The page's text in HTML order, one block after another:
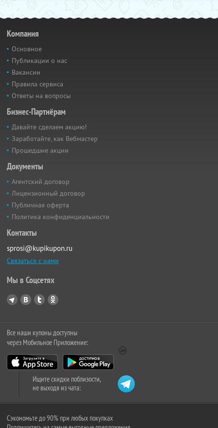
Компания
Основное
Публикации о нас
Вакансии
Правила сервиса
Ответы на вопросы
Бизнес-Партнёрам
Давайте сделаем акцию!
Заработайте, как Вебмастер
Прошедшие акции
Документы
Агентский договор
Лицензионный договор
Публичная оферта
Политика конфиденциальности
Контакты
sprosi@kupikupon.ru
Связаться с нами
Мы в Соцсетях
Все наши купоны доступны
через Мобильное Приложение:
Ищите скидки поблизости,
не выходя из чата:
Сэкономьте до 90% при любых покупках